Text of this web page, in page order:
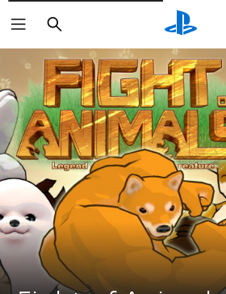
Søk